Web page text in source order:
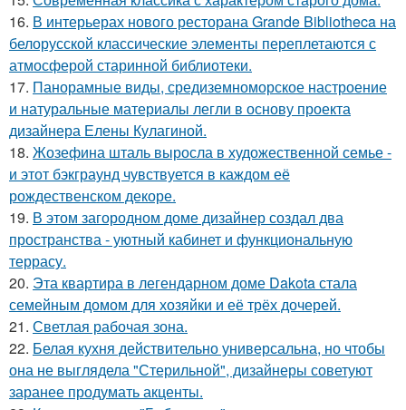
16. В интерьерах нового ресторана Grande Bibliotheca на
белорусской классические элементы переплетаются с
атмосферой старинной библиотеки.
17. Панорамные виды, средиземноморское настроение
и натуральные материалы легли в основу проекта
дизайнера Елены Кулагиной.
18. Жозефина шталь выросла в художественной семье -
и этот бэкграунд чувствуется в каждом её
рождественском декоре.
19. В этом загородном доме дизайнер создал два
пространства - уютный кабинет и функциональную
террасу.
20. Эта квартира в легендарном доме Dakota стала
семейным домом для хозяйки и её трёх дочерей.
21. Светлая рабочая зона.
22. Белая кухня действительно универсальна, но чтобы
она не выглядела "Стерильной", дизайнеры советуют
заранее продумать акценты.